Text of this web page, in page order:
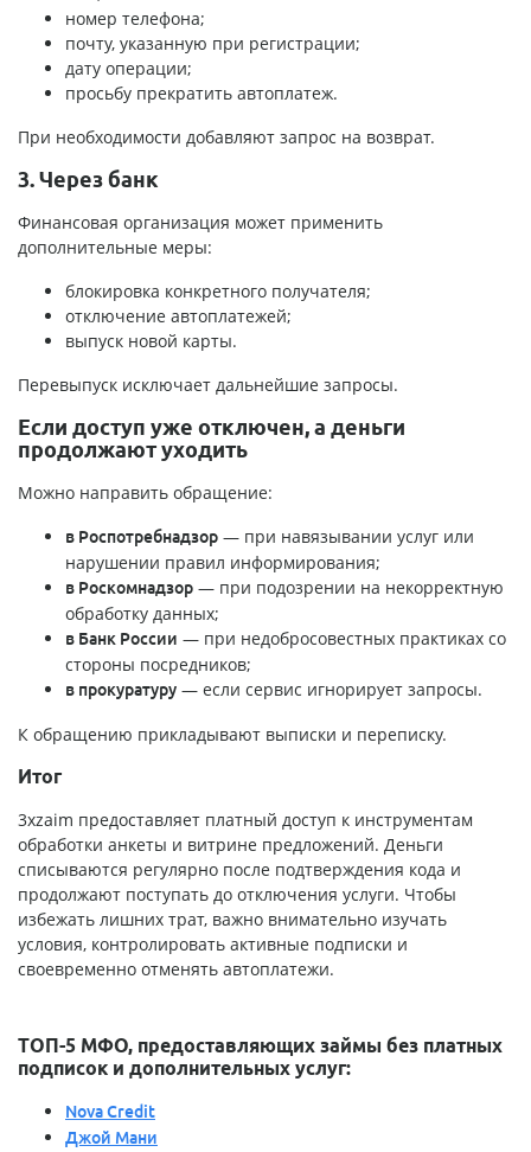
номер телефона;
почту, указанную при регистрации;
дату операции;
просьбу прекратить автоплатеж.
При необходимости добавляют запрос на возврат.
3. Через банк
Финансовая организация может применить
дополнительные меры:
блокировка конкретного получателя;
отключение автоплатежей;
выпуск новой карты.
Перевыпуск исключает дальнейшие запросы.
Если доступ уже отключен, а деньги
продолжают уходить
Можно направить обращение:
в Роспотребнадзор — при навязывании услуг или
нарушении правил информирования;
в Роскомнадзор — при подозрении на некорректную
обработку данных;
в Банк России — при недобросовестных практиках со
стороны посредников;
в прокуратуру — если сервис игнорирует запросы.
К обращению прикладывают выписки и переписку.
Итог
3xzaim предоставляет платный доступ к инструментам
обработки анкеты и витрине предложений. Деньги
списываются регулярно после подтверждения кода и
продолжают поступать до отключения услуги. Чтобы
избежать лишних трат, важно внимательно изучать
условия, контролировать активные подписки и
своевременно отменять автоплатежи.
ТОП-5 МФО, предоставляющих займы без платных
подписок и дополнительных услуг:
Nova Credit
Джой Мани